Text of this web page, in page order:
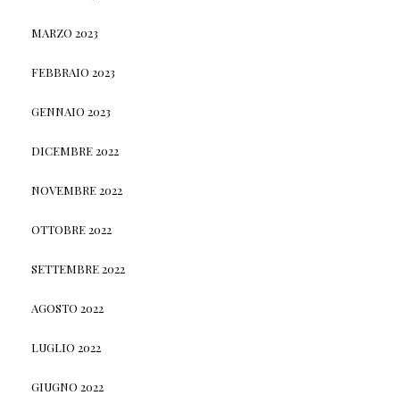
MARZO 2023
FEBBRAIO 2023
GENNAIO 2023
DICEMBRE 2022
NOVEMBRE 2022
OTTOBRE 2022
SETTEMBRE 2022
AGOSTO 2022
LUGLIO 2022
GIUGNO 2022